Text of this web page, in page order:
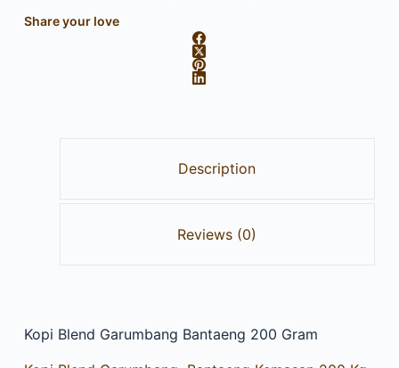
Share your love
Description
Reviews (0)
Kopi Blend Garumbang Bantaeng 200 Gram